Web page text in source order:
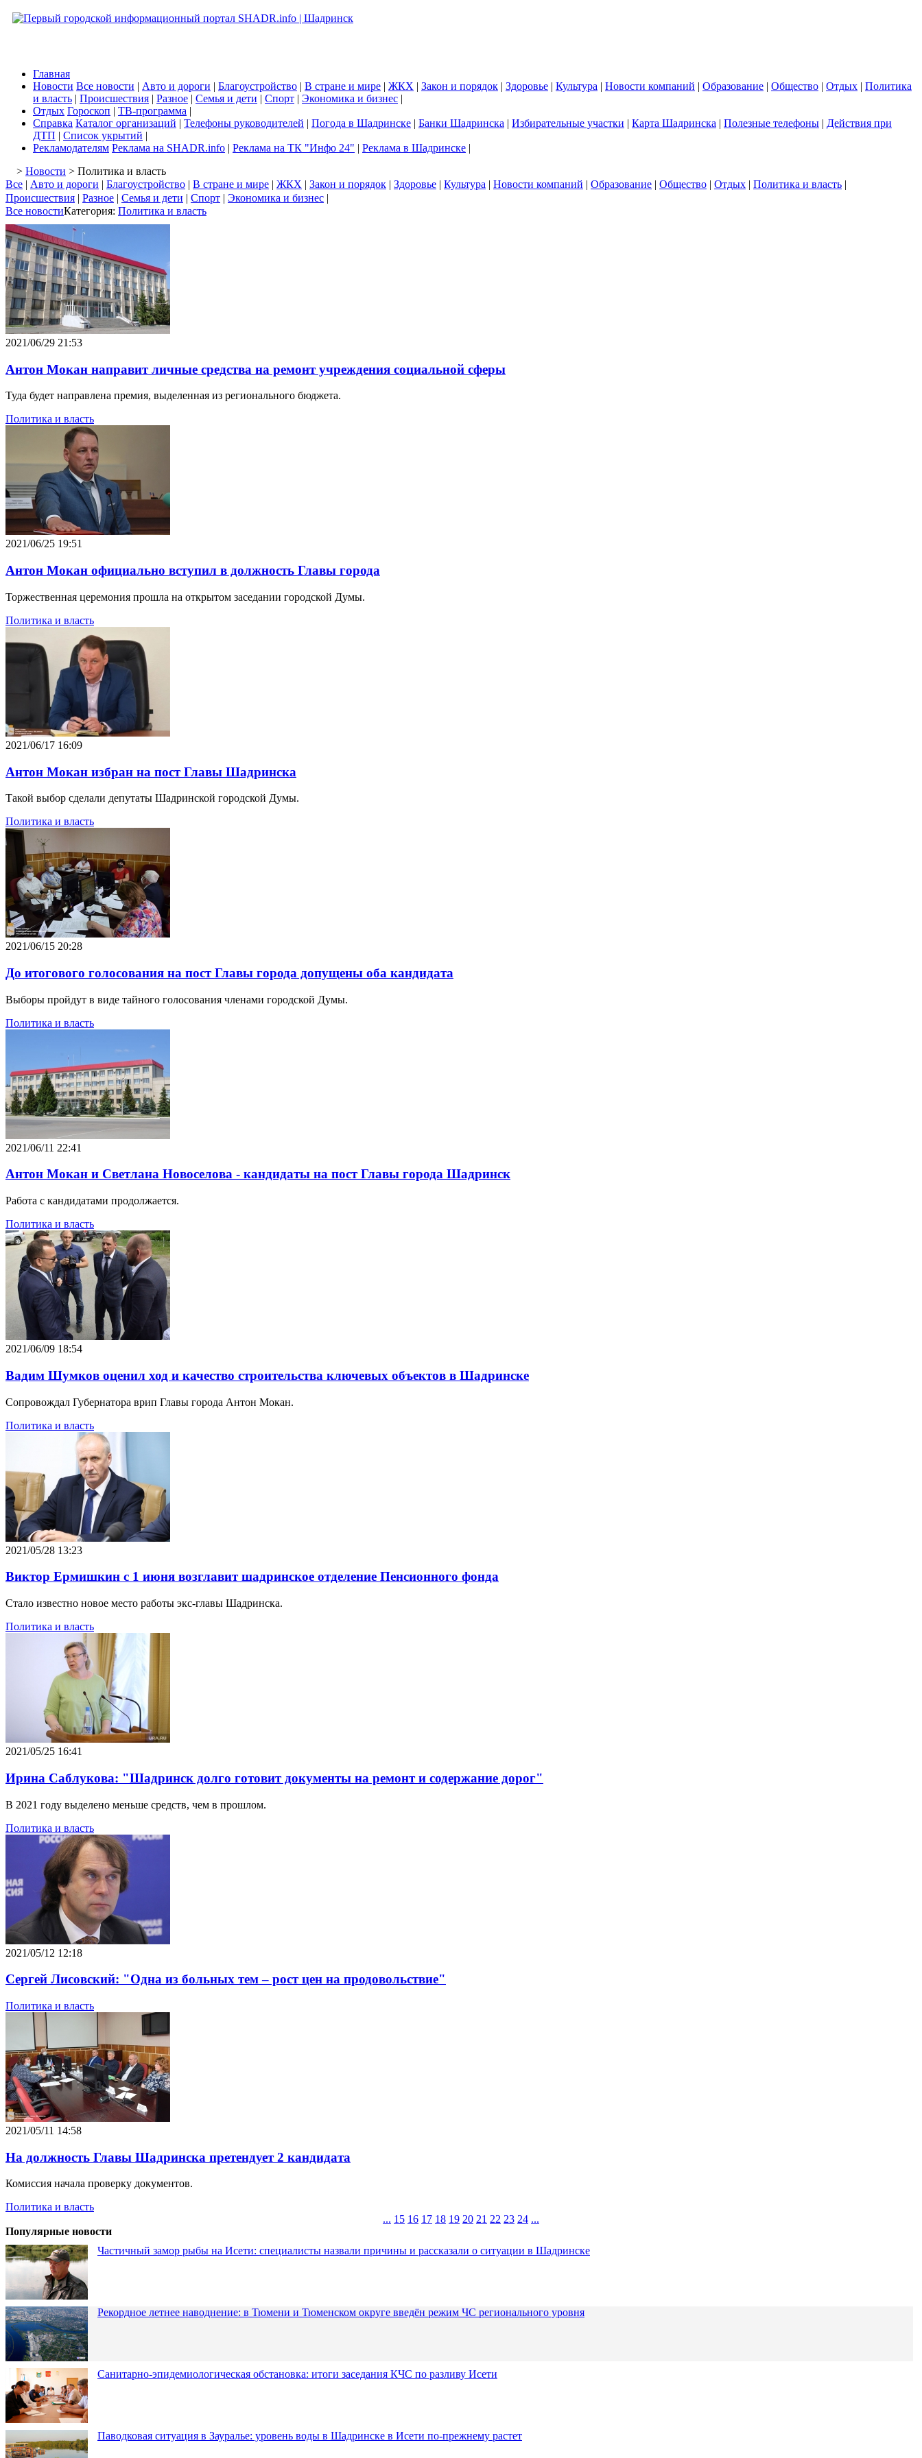
Главная
Новости Все новости | Авто и дороги | Благоустройство | В стране и мире | ЖКХ | Закон и порядок | Здоровье | Культура | Новости компаний | Образование | Общество | Отдых | Политика
и власть | Происшествия | Разное | Семья и дети | Спорт | Экономика и бизнес |
Отдых Гороскоп | ТВ-программа |
Справка Каталог организаций | Телефоны руководителей | Погода в Шадринске | Банки Шадринска | Избирательные участки | Карта Шадринска | Полезные телефоны | Действия при
ДТП | Список укрытий |
Рекламодателям Реклама на SHADR.info | Реклама на ТК "Инфо 24" | Реклама в Шадринске |
> Новости > Политика и власть
Все | Авто и дороги | Благоустройство | В стране и мире | ЖКХ | Закон и порядок | Здоровье | Культура | Новости компаний | Образование | Общество | Отдых | Политика и власть |
Происшествия | Разное | Семья и дети | Спорт | Экономика и бизнес |
Все новостиКатегория: Политика и власть
2021/06/29 21:53
Антон Мокан направит личные средства на ремонт учреждения социальной сферы
Туда будет направлена премия, выделенная из регионального бюджета.
Политика и власть
2021/06/25 19:51
Антон Мокан официально вступил в должность Главы города
Торжественная церемония прошла на открытом заседании городской Думы.
Политика и власть
2021/06/17 16:09
Антон Мокан избран на пост Главы Шадринска
Такой выбор сделали депутаты Шадринской городской Думы.
Политика и власть
2021/06/15 20:28
До итогового голосования на пост Главы города допущены оба кандидата
Выборы пройдут в виде тайного голосования членами городской Думы.
Политика и власть
2021/06/11 22:41
Антон Мокан и Светлана Новоселова - кандидаты на пост Главы города Шадринск
Работа с кандидатами продолжается.
Политика и власть
2021/06/09 18:54
Вадим Шумков оценил ход и качество строительства ключевых объектов в Шадринске
Сопровождал Губернатора врип Главы города Антон Мокан.
Политика и власть
2021/05/28 13:23
Виктор Ермишкин с 1 июня возглавит шадринское отделение Пенсионного фонда
Стало известно новое место работы экс-главы Шадринска.
Политика и власть
2021/05/25 16:41
Ирина Саблукова: "Шадринск долго готовит документы на ремонт и содержание дорог"
В 2021 году выделено меньше средств, чем в прошлом.
Политика и власть
2021/05/12 12:18
Сергей Лисовский: "Одна из больных тем – рост цен на продовольствие"
Политика и власть
2021/05/11 14:58
На должность Главы Шадринска претендует 2 кандидата
Комиссия начала проверку документов.
Политика и власть
... 15 16 17 18 19 20 21 22 23 24 ...
Популярные новости
Частичный замор рыбы на Исети: специалисты назвали причины и рассказали о ситуации в Шадринске
Рекордное летнее наводнение: в Тюмени и Тюменском округе введён режим ЧС регионального уровня
Санитарно-эпидемиологическая обстановка: итоги заседания КЧС по разливу Исети
Паводковая ситуация в Зауралье: уровень воды в Шадринске в Исети по-прежнему растет